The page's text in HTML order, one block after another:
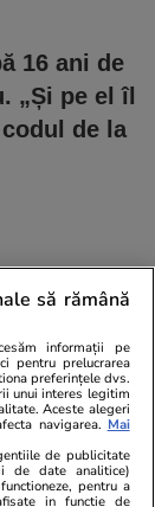
16 ani de
„Și pe el îl
de la
să rămână
informații pe
pentru prelucrarea
preferințele dvs.
unui interes legitim
Aceste alegeri
navigarea. Mai
de publicitate
de date analitice)
pentru a
in functie de